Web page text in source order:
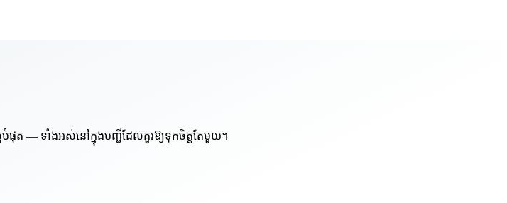
ផុត — ទាំងអស់នៅក្នុងបញ្ជីដែលគួរឱ្យទុកចិត្តតែមួយ។